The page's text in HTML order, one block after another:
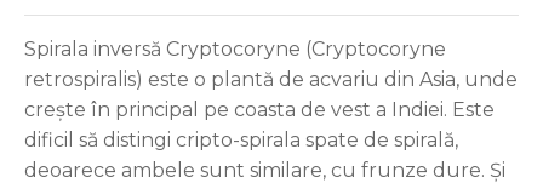
Spirala inversă Cryptocoryne (Cryptocoryne
retrospiralis) este o plantă de acvariu din Asia, unde
crește în principal pe coasta de vest a Indiei. Este
dificil să distingi cripto-spirala spate de spirală,
deoarece ambele sunt similare, cu frunze dure. Și